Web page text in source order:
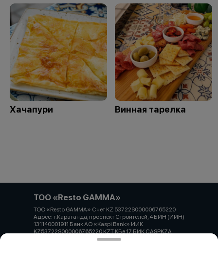
Хачапури Винная тарелка
ТОО «Resto GAMMA»
ТОО «Resto GAMMA» Счет KZ 53722S000006765220
Адрес: г.Караганда, проспект Строителей, 4 БИН (ИИН)
131140001911 Банк АО «Kaspi Bank» ИИК
KZ53722S000006765220 KZT КБе 17 БИК CASPKZA
Работает на эффективном ядреFoodpicásso